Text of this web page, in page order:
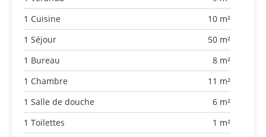
1 Cuisine
10 m²
1 Séjour
50 m²
1 Bureau
8 m²
1 Chambre
11 m²
1 Salle de douche
6 m²
1 Toilettes
1 m²